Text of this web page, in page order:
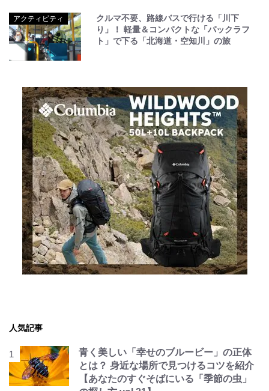
アクティビティ
クルマ不要、路線バスで行ける「川下
り」！ 軽量＆コンパクトな「パックラフ
ト」で下る「北海道・空知川」の旅
人気記事
青く美しい「幸せのブルービー」の正体
とは？ 身近な場所で見つけるコツを紹介
【あなたのすぐそばにいる「季節の虫」